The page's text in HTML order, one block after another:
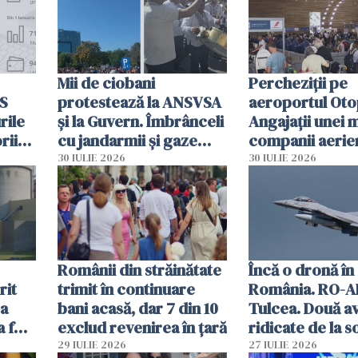
Mii de ciobani
protestează la ANSVSA
și la Guvern. Îmbrânceli
cu jandarmii și gaze
lacrimogene
30 IULIE 2026
Percheziții pe
aeroportul
Angajații unei
companii
parfumuri,
vânzării
30 IULIE 2026
Românii din străinătate
trimit în continuare
bani acasă, dar 7 din 10
exclud revenirea în țară
29 IULIE 2026
Încă o dronă în
România. RO-
Tulcea. Două
ridicate de la
27 IULIE 2026